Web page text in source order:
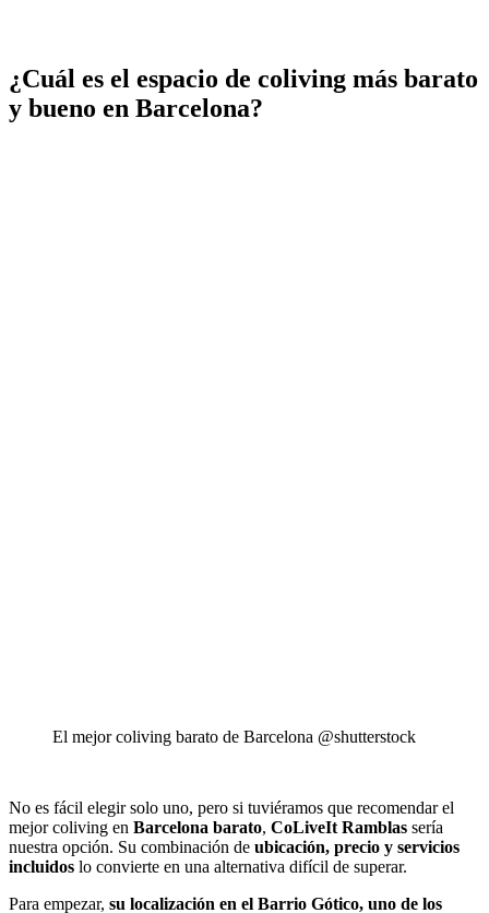
¿Cuál es el espacio de coliving más barato
y bueno en Barcelona?
El mejor coliving barato de Barcelona @shutterstock
No es fácil elegir solo uno, pero si tuviéramos que recomendar el
mejor coliving en Barcelona barato, CoLiveIt Ramblas sería
nuestra opción. Su combinación de ubicación, precio y servicios
incluidos lo convierte en una alternativa difícil de superar.
Para empezar, su localización en el Barrio Gótico, uno de los